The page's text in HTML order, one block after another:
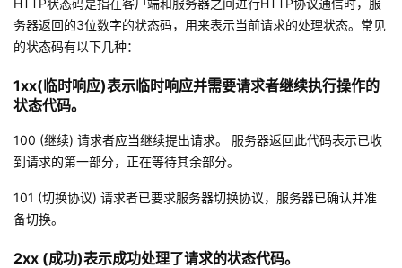
页
开
者
我
的
我
的
发
者
学
我
Programs
的
支
持
HTTP状态码是指在客户端和服务器之间进行HTTP协议通信时，服
务器返回的3位数字的状态码，用来表示当前请求的处理状态。常见
的状态码有以下几种：
1xx(临时响应)表示临时响应并需要请求者继续执行操作的
状态代码。
100 (继续) 请求者应当继续提出请求。 服务器返回此代码表示已收
到请求的第一部分，正在等待其余部分。
101 (切换协议) 请求者已要求服务器切换协议，服务器已确认并准
备切换。
2xx (成功)表示成功处理了请求的状态代码。